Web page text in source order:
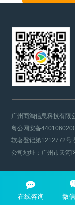
在线咨询 微
广州商淘信息科技有限
粤公网安备
软著登记第1212772号
公司地址：广州市天河